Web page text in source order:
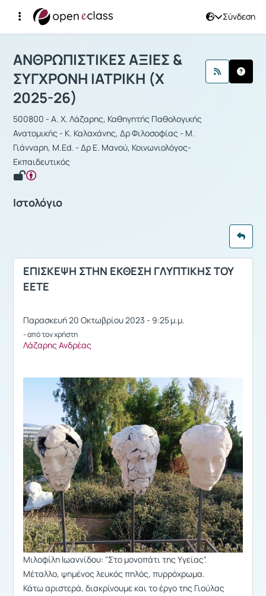
Σύνδεση
Μάθημα : ΑΝΘΡΩΠΙΣΤΙΚΕΣ ΑΞΙΕΣ &
ΑΝΘΡΩΠΙΣΤΙΚΕΣ ΑΞΙΕΣ &
ΣΥΓΧΡΟΝΗ ΙΑΤΡΙΚΗ (Χ
2025-26)
500800 - Α. Χ. Λάζαρης, Καθηγητής Παθολογικής
Ανατομικής - Κ. Καλαχάνης, Δρ Φιλοσοφίας - Μ.
Γιάνναρη, M.Ed. - Δρ Ε. Μανού, Κοινωνιολόγος-
Εκπαιδευτικός
Ιστολόγιο
ΕΠΙΣΚΕΨΗ ΣΤΗΝ ΕΚΘΕΣΗ ΓΛΥΠΤΙΚΗΣ ΤΟΥ
ΕΕΤΕ
Παρασκευή 20 Οκτωβρίου 2023 - 9:25 μ.μ.
- από τον χρήστη
Λάζαρης Ανδρέας
Μιλοφίλη Ιωαννίδου: "Στο μονοπάτι της Υγείας".
Μέταλλο, ψημένος λευκός πηλός, πυρρόχρωμα.
Κάτω αριστερά, διακρίνουμε και το έργο της Γιούλας